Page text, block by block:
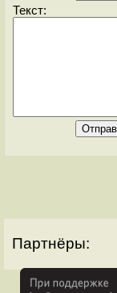
Текст:
Партнёры: